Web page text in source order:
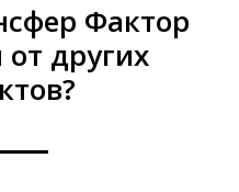
Фактор
от других